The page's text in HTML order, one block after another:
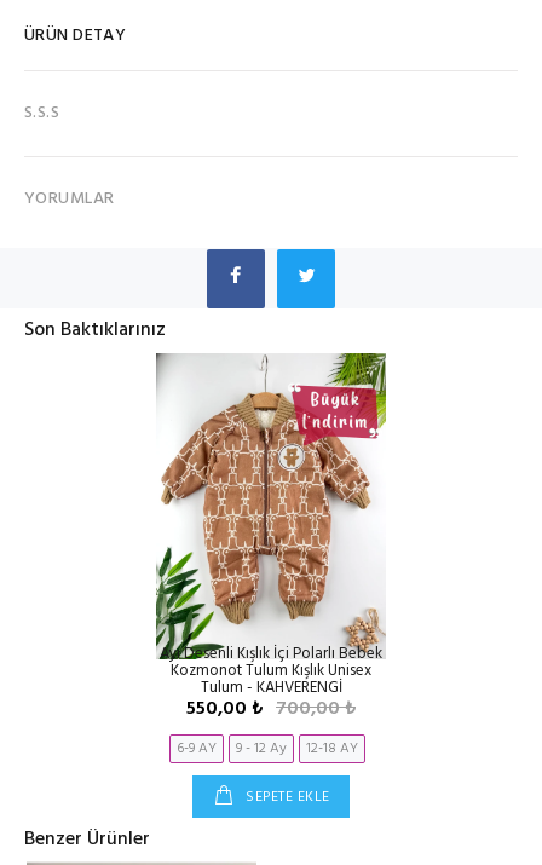
ÜRÜN DETAY
S.S.S
YORUMLAR
Son Baktıklarınız
Ayı Desenli Kışlık İçi Polarlı Bebek
Kozmonot Tulum Kışlık Unisex
Tulum - KAHVERENGİ
550,00 ₺ 700,00 ₺
6-9 AY 9 - 12 Ay
12-18 AY
SEPETE EKLE
Benzer Ürünler